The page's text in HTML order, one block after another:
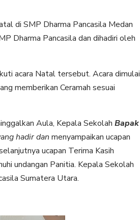
di SMP Dharma Pancasila Medan
Dharma Pancasila dan dihadiri oleh
acara Natal tersebut. Acara dimulai
memberikan Ceramah sesuai
Aula, Kepala Sekolah Bapak
hadir dan menyampaikan ucapan
ucapan Terima Kasih
undangan Panitia. Kepala Sekolah
Sumatera Utara.